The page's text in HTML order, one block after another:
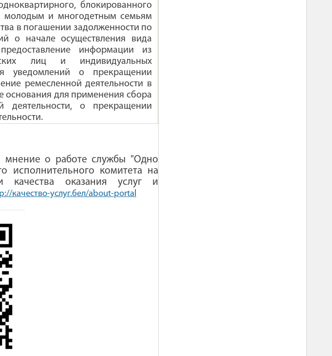
блокированного
молодым и многодетным семьям
в погашении задолженности по
о начале осуществления вида
информации из
лиц и индивидуальных
уведомлений о прекращении
ремесленной деятельности в
основания для применения сбора
деятельности, о прекращении
.
мнение о работе службы "Одно
исполнительного комитета на
качества оказания услуг и
://качество-услуг.бел/about-portal